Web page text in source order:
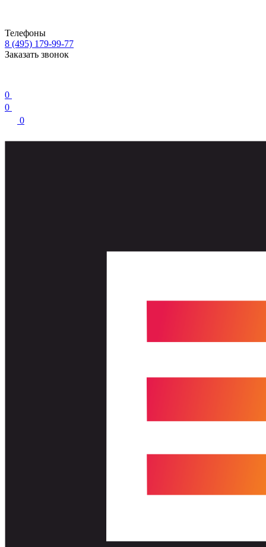
Телефоны
8 (495) 179-99-77
Заказать звонок
0
0
0